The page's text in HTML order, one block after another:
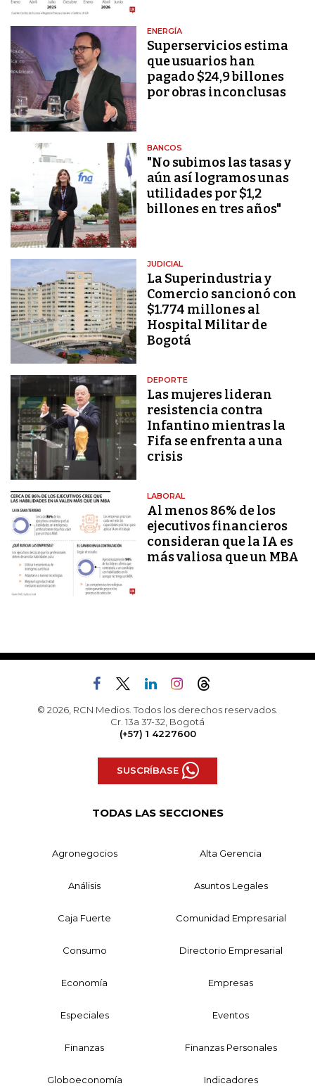
ENERGÍA
Superservicios estima
que usuarios han
pagado $24,9 billones
por obras inconclusas
BANCOS
"No subimos las tasas y
aún así logramos unas
utilidades por $1,2
billones en tres años"
JUDICIAL
La Superindustria y
Comercio sancionó con
$1.774 millones al
Hospital Militar de
Bogotá
DEPORTE
Las mujeres lideran
resistencia contra
Infantino mientras la
Fifa se enfrenta a una
crisis
LABORAL
Al menos 86% de los
ejecutivos financieros
consideran que la IA es
más valiosa que un MBA
© 2026, RCN Medios. Todos los derechos reservados.
Cr. 13a 37-32, Bogotá
(+57) 1 4227600
SUSCRÍBASE
TODAS LAS SECCIONES
Agronegocios Alta Gerencia
Análisis Asuntos Legales
Caja Fuerte Comunidad Empresarial
Consumo Directorio Empresarial
Economía Empresas
Especiales Eventos
Finanzas Finanzas Personales
Globoeconomía Indicadores